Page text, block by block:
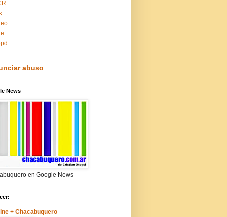
abuso
News
en Google News
+ Chacabuquero